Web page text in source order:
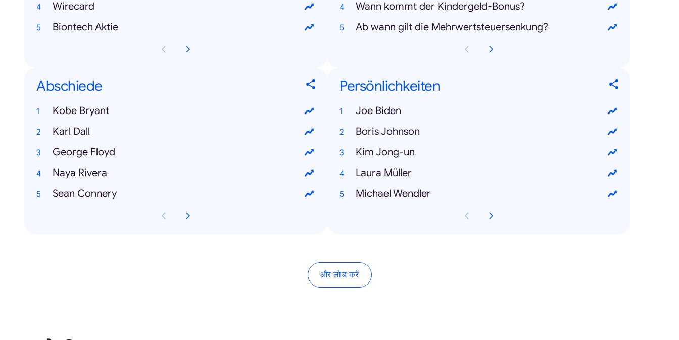
Wirecard
Biontech Aktie
Wann kommt der Kindergeld-Bonus?
Ab wann gilt die Mehrwertsteuersenkung?
Abschiede
Kobe Bryant
Karl Dall
George Floyd
Naya Rivera
Sean Connery
Persönlichkeiten
Joe Biden
Boris Johnson
Kim Jong-un
Laura Müller
Michael Wendler
और लोड करें